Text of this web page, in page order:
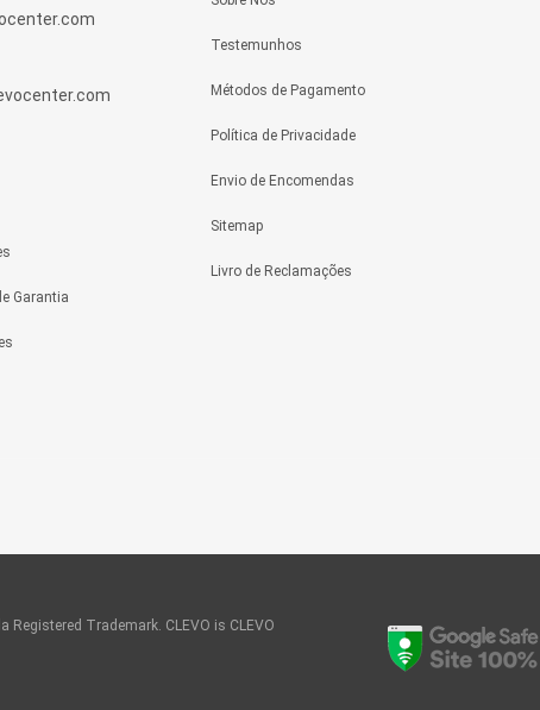
Garantia
Testemunhos
Métodos de Pagamento
Política de Privacidade
Envio de Encomendas
Sitemap
Livro de Reclamações
Registered Trademark. CLEVO is CLEVO